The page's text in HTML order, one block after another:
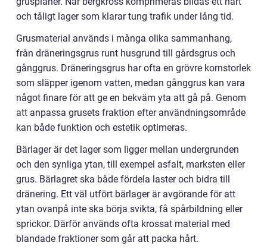
och tåligt lager som klarar tung trafik under lång tid.
Grusmaterial används i många olika sammanhang,
från dräneringsgrus runt husgrund till gårdsgrus och
gånggrus. Dräneringsgrus har ofta en grövre kornstorlek
som släpper igenom vatten, medan gånggrus kan vara
något finare för att ge en bekväm yta att gå på. Genom
att anpassa grusets fraktion efter användningsområde
kan både funktion och estetik optimeras.
Bärlager är det lager som ligger mellan undergrunden
och den synliga ytan, till exempel asfalt, marksten eller
grus. Bärlagret ska både fördela laster och bidra till
dränering. Ett väl utfört bärlager är avgörande för att
ytan ovanpå inte ska börja svikta, få spårbildning eller
sprickor. Därför används ofta krossat material med
blandade fraktioner som går att packa hårt.